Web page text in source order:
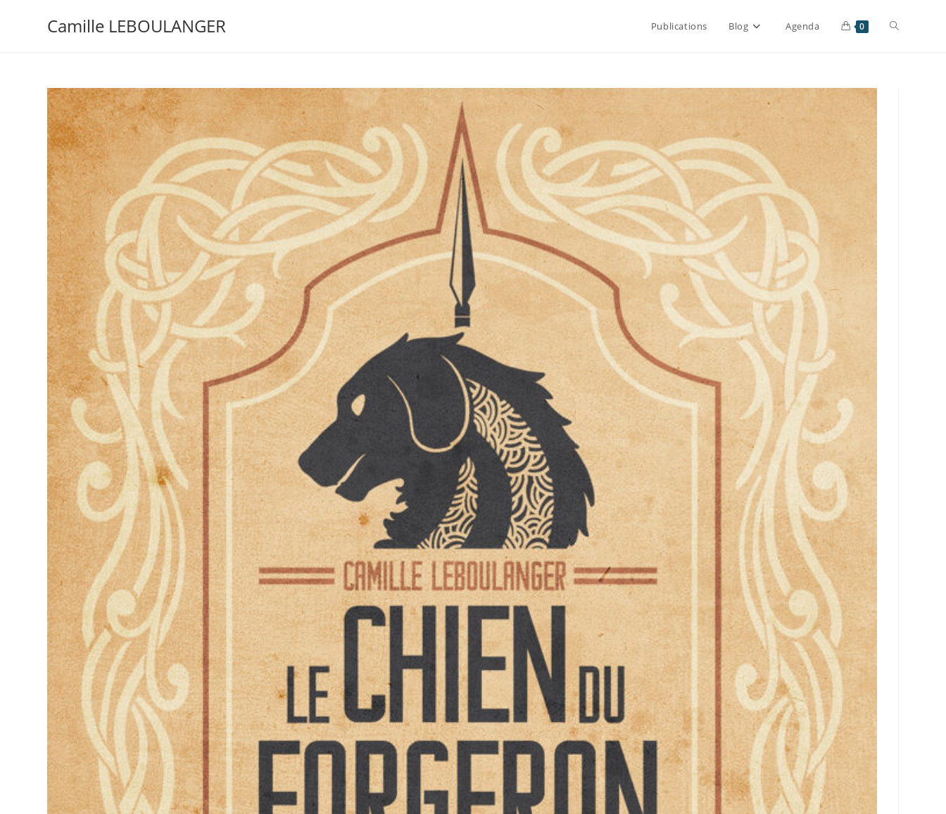
Camille LEBOULANGER Publications Blog Agenda 0